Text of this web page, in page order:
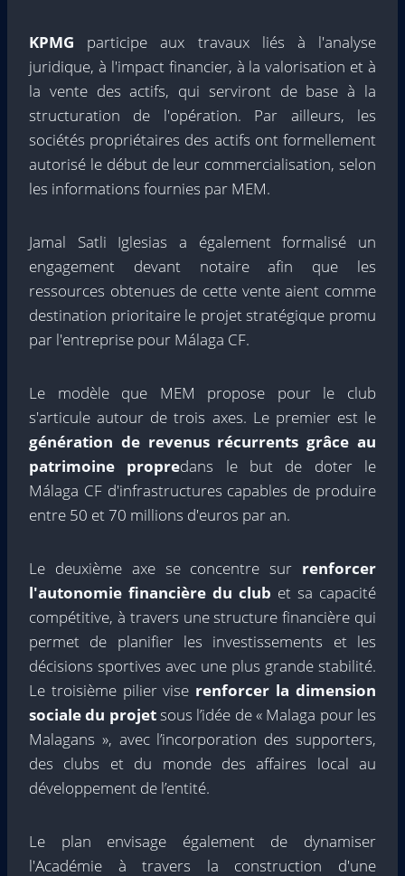
KPMG participe aux travaux liés à l'analyse
juridique, à l'impact financier, à la valorisation et à
la vente des actifs, qui serviront de base à la
structuration de l'opération. Par ailleurs, les
sociétés propriétaires des actifs ont formellement
autorisé le début de leur commercialisation, selon
les informations fournies par MEM.
Jamal Satli Iglesias a également formalisé un
engagement devant notaire afin que les
ressources obtenues de cette vente aient comme
destination prioritaire le projet stratégique promu
par l'entreprise pour Málaga CF.
Le modèle que MEM propose pour le club
s'articule autour de trois axes. Le premier est le
génération de revenus récurrents grâce au
patrimoine propredans le but de doter le
Málaga CF d'infrastructures capables de produire
entre 50 et 70 millions d'euros par an.
Le deuxième axe se concentre sur renforcer
l'autonomie financière du club et sa capacité
compétitive, à travers une structure financière qui
permet de planifier les investissements et les
décisions sportives avec une plus grande stabilité.
Le troisième pilier vise renforcer la dimension
sociale du projetsous l’idée de « Malaga pour les
Malagans », avec l’incorporation des supporters,
des clubs et du monde des affaires local au
développement de l’entité.
Le plan envisage également de dynamiser
l'Académie à travers la construction d'une